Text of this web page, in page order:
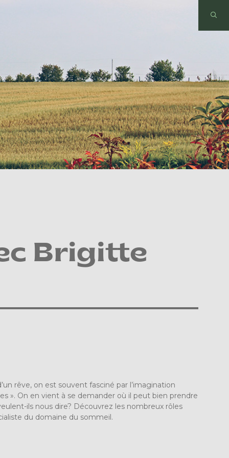
Brigitte
rêve, on est souvent fasciné par l’imagination
». On en vient à se demander où il peut bien prendre
ils nous dire? Découvrez les nombreux rôles
du domaine du sommeil.